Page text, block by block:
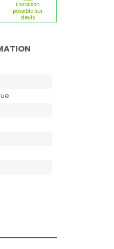
Livraison
possible sur
devis